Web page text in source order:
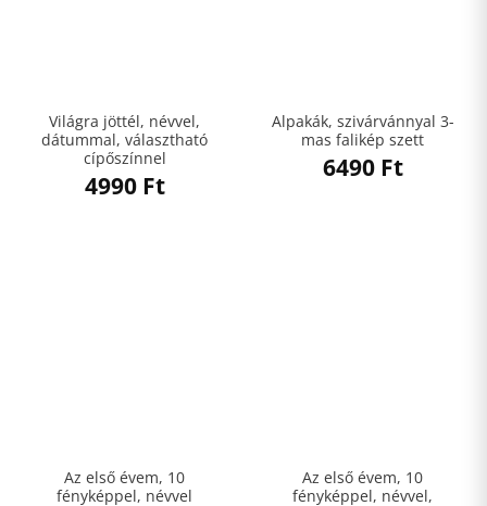
Világra jöttél, névvel,
dátummal, választható
cípőszínnel
4990 Ft
Alpakák, szivárvánnyal 3-
mas falikép szett
6490 Ft
Az első évem, 10
fényképpel, névvel
Az első évem, 10
fényképpel, névvel,